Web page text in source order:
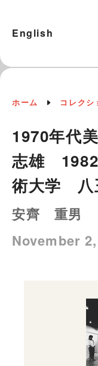
English
ホーム コレクシ
1970年代
志雄
術大学 八
安齊 重男
November